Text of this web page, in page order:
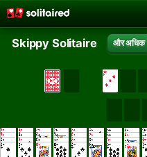
Skippy Solitaire और अधिक